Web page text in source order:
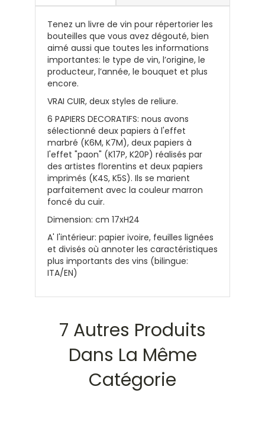
Tenez un livre de vin pour répertorier les
bouteilles que vous avez dégouté, bien
aimé aussi que toutes les informations
importantes: le type de vin, l’origine, le
producteur, l’année, le bouquet et plus
encore.
VRAI CUIR, deux styles de reliure.
6 PAPIERS DECORATIFS: nous avons
sélectionné deux papiers à l'effet
marbré (K6M, K7M), deux papiers à
l'effet "paon" (K17P, K20P) réalisés par
des artistes florentins et deux papiers
imprimés (K4S, K5S). Ils se marient
parfaitement avec la couleur marron
foncé du cuir.
Dimension: cm 17xH24
A' l'intérieur: papier ivoire, feuilles lignées
et divisés où annoter les caractéristiques
plus importants des vins (bilingue:
ITA/EN)
7 Autres Produits
Dans La Même
Catégorie